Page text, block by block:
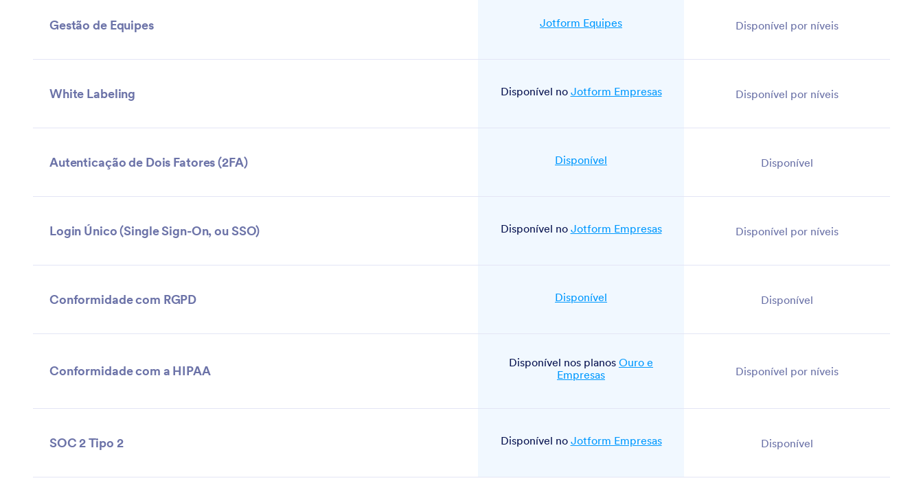
Gestão de Equipes Jotform Equipes Disponível por níveis
White Labeling Disponível no Jotform Empresas Disponível por níveis
Autenticação de Dois Fatores (2FA) Disponível Disponível
Login Único (Single Sign-On, ou SSO) Disponível no Jotform Empresas Disponível por níveis
Conformidade com RGPD Disponível Disponível
Conformidade com a HIPAA
Disponível nos planos Ouro e
Empresas
Disponível por níveis
SOC 2 Tipo 2 Disponível no Jotform Empresas Disponível